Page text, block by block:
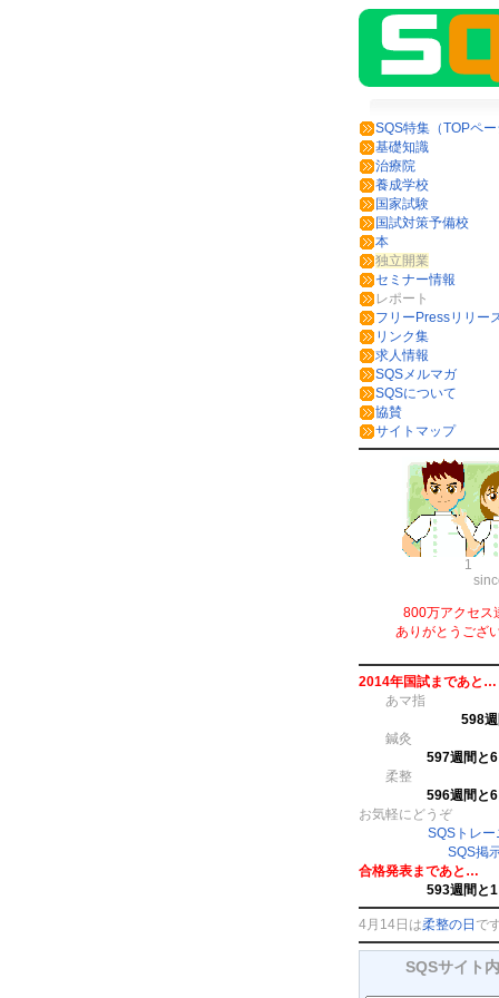
SQS特集（TOPペー
基礎知識
治療院
養成学校
国家試験
国試対策予備校
本
独立開業
セミナー情報
レポート
フリーPressリリー
リンク集
求人情報
SQSメルマガ
SQSについて
協賛
サイトマップ
1
800万アクセス
ありがとうござ
2014年国試まであと…
あマ指
598
鍼灸
597週間と
柔整
596週間と
お気軽にどうぞ
SQSトレー
SQS掲
合格発表まであと…
593週間と
4月14日は柔整の日 で
SQSサイト